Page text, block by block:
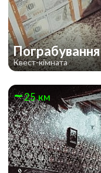
Квест-кімната
25 км